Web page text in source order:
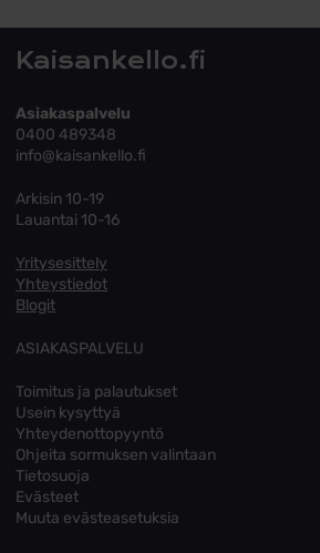
Kaisankello.fi
Asiakaspalvelu
0400 489348
info@kaisankello.fi
Arkisin 10-19
Lauantai 10-16
Yritysesittely
Yhteystiedot
Blogit
ASIAKASPALVELU
Toimitus ja palautukset
Usein kysyttyä
Yhteydenottopyyntö
Ohjeita sormuksen valintaan
Tietosuoja
Evästeet
Muuta evästeasetuksia